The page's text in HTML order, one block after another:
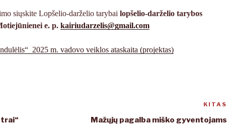
siųskite Lopšelio-darželio tarybai lopšelio-darželio tarybos
e. p. kairiudarzelis@gmail.com
2025 m. vadovo veiklos ataskaita (projektas)
KITAS
Mažųjų pagalba miško gyventojams